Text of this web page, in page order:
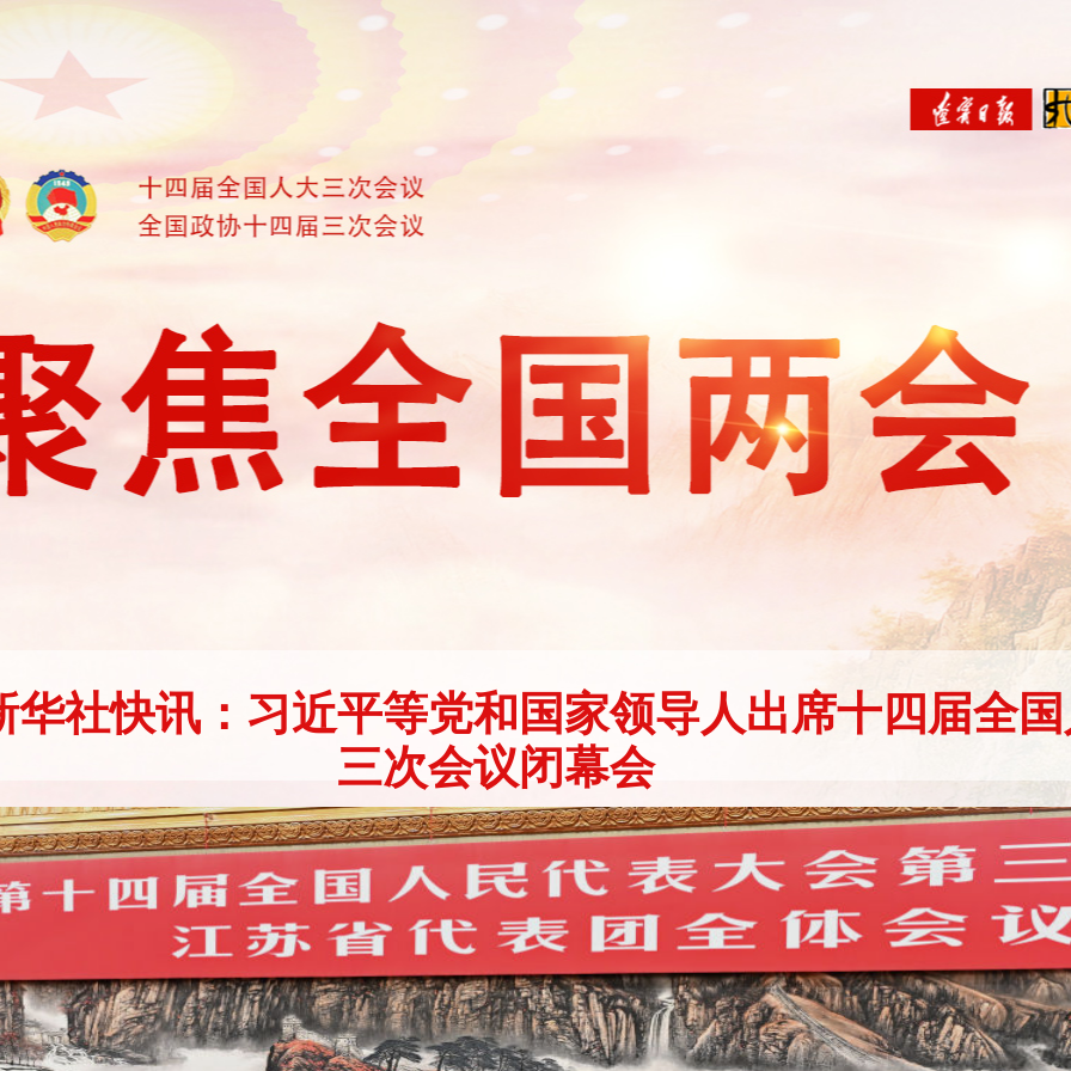
华社快讯：习近平等党和国家领导人出席十四届全
三次会议闭幕会